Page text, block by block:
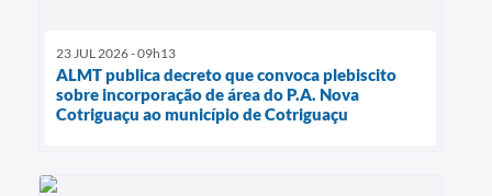
23 JUL 2026 - 09h13
ALMT publica decreto que convoca plebiscito
sobre incorporação de área do P.A. Nova
Cotriguaçu ao município de Cotriguaçu